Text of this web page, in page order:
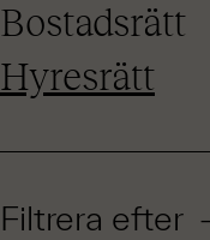
Bostadsrätt
Hyresrätt
Filtrera efter